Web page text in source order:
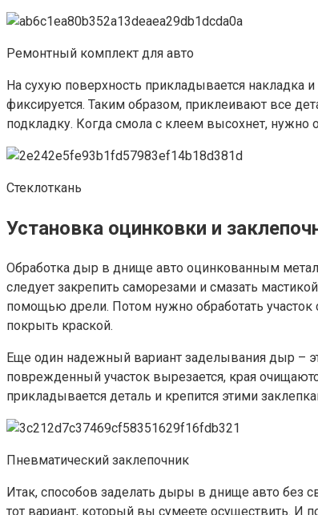
Ремонтный комплект для авто
На сухую поверхность прикладывается накладка
фиксируется. Таким образом, приклеивают все
подкладку. Когда смола с клеем высохнет, нужно
Стеклоткань
Установка оцинковки и
Обработка дыр в днище авто оцинкованным
следует закрепить саморезами и смазать
помощью дрели. Потом нужно обработать участок
покрыть краской.
Еще один надежный вариант заделывания дыр –
поврежденный участок вырезается, края
прикладывается деталь и крепится этими
Пневматический заклепочник
Итак, способов заделать дыры в днище авто без
тот вариант, который вы сумеете осуществить. И